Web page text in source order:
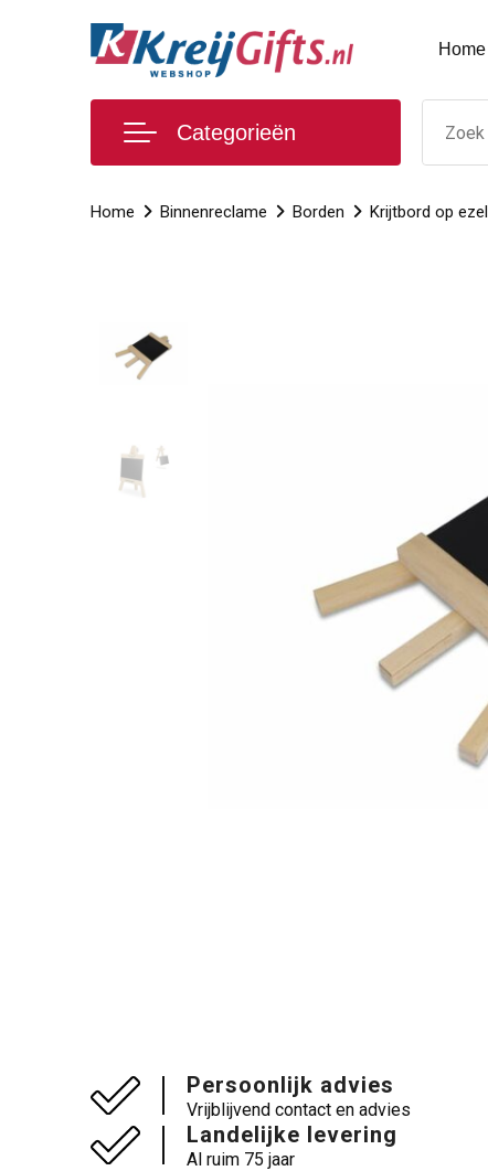
Home
Categorieën
Home Binnenreclame Borden Krijtbord op ezel
Persoonlijk advies
Vrijblijvend contact en advies
Landelijke levering
Al ruim 75 jaar